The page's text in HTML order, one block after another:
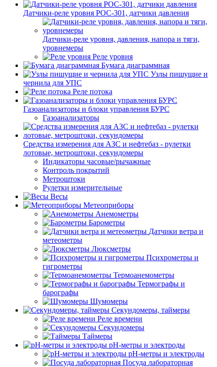
Датчики-реле уровня РОС-301, датчики давления
Датчики-реле уровня, давления, напора и тяги,
уровнемеры
Реле уровня
Бумага диаграммная
Узлы пишущие и
чернила для УПС
Реле потока
Газоанализаторы и блоки управления БУРС
Газоанализаторы
Средства измерения для АЗС и нефтебаз - рулетки
лотовые, метроштоки, секундомеры
Индикаторы часовые/рычажные
Контроль покрытий
Метроштоки
Рулетки измерительные
Весы
Метеоприборы
Анемометры
Барометры
Датчики ветра и
метеометры
Люксметры
Психрометры и
гигрометры
Термоанемометры
Термографы и
барографы
Шумомеры
Секундомеры, таймеры
Реле времени
Секундомеры
Таймеры
pH-метры и электроды
pH-метры и электроды
Посуда лабораторная